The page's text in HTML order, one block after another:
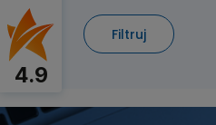
Filtruj
4.9